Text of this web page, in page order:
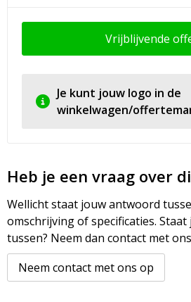
Vrijblijvende
Je kunt jouw logo in de
winkelwagen/
Heb je een vraag over
Wellicht staat jouw antwoord
omschrijving of specificaties.
tussen? Neem dan contact met
Neem contact met ons op